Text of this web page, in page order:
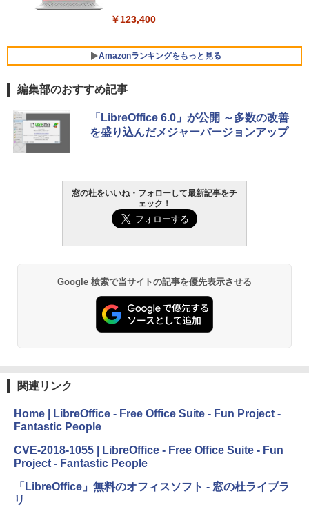
￥123,400
Amazonランキングをもっと見る
Robloxギフトカード - 800 Robux 【限
定バーチャルアイテムを含む】 【オンラ
インゲームコード】 ロブロックス | オン
Microsoft Office Home & Business 202
4(最新 永続版)|オンラインコード版|Wind
￥39,582
Robloxギフトカード - 2,000 Robux 【限
定バーチャルアイテムを含む】 【オンラ
インゲームコード】 ロブロックス | オン
ラインコード版
定バーチャルアイテムを含む】 【オンラ
￥1,600
生成AIパスポート公式テキスト 第４版
￥1,766
AIイラスト表現辞典: 思い通りの絵を引き
出す プロンプトの言葉 AI画像生成シリー
ズ (はぴーイラストLabo)
￥480
ClaudeCode いちばんやさしい 教科書:
非エンジニア 初心者 素人 でも安心 使い
方 マニュアル AI副業にもコンテンツ作成
にもKindle出版にも！ 非エンジニアのた
めのAIコーディング入門シリーズ
bデザイン入門講座［第2版］
FM TOWNS ハイパー・カタログ: 本体ハ
Amazon Kindle Paperwhite (16GB) 7イ
ンチディスプレイ、色調調節ライト、12
週間持続バッテリー、広告なし、ブラッ
Amazon Kindle - 目に優しい、かさばら
ない、大きな画面で読みやすい、6週間持
書籍リーダー、ブラック、16GB、広告な
￥19,980
Kindle Paperwhite シグニチャーエディ
ション (32GB) 7インチディスプレイ、明
るさ自動調整、色調調節ライト、12週間
ージ、防水、7インチカラーディスプレ
イ、色調調節ライト、最大8週間持続バッ
テリー、広告無し、ブラック (2025年発
売)
編集部のおすすめ記事
「LibreOffice 6.0」が公開 ～多数の改善
を盛り込んだメジャーバージョンアップ
窓の杜をいいね・フォローして最新記事をチ
ェック！
Google 検索で当サイトの記事を優先表示させる
関連リンク
Home | LibreOffice - Free Office Suite - Fun Project -
Fantastic People
CVE-2018-1055 | LibreOffice - Free Office Suite - Fun
Project - Fantastic People
「LibreOffice」無料のオフィスソフト - 窓の杜ライブラ
リ